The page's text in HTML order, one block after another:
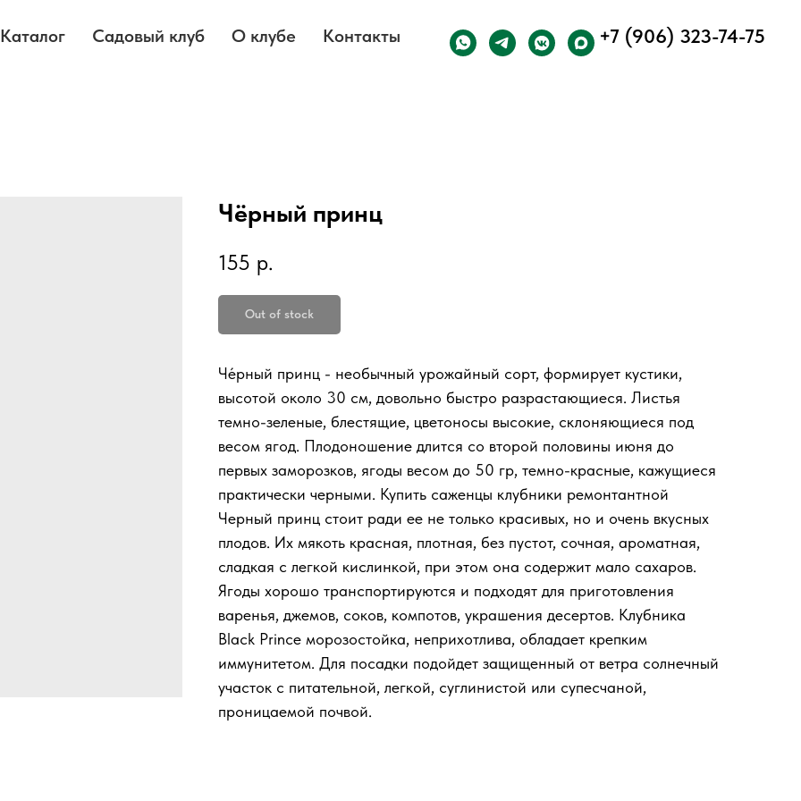
Каталог Садовый клуб О клубе Контакты +7 (906) 323-74-75
Чёрный принц
155 р.
Out of stock
Че́рный принц - необычный урожайный сорт, формирует кустики,
высотой около 30 см, довольно быстро разрастающиеся. Листья
темно-зеленые, блестящие, цветоносы высокие, склоняющиеся под
весом ягод. Плодоношение длится со второй половины июня до
первых заморозков, ягоды весом до 50 гр, темно-красные, кажущиеся
практически черными. Купить саженцы клубники ремонтантной
Черный принц стоит ради ее не только красивых, но и очень вкусных
плодов. Их мякоть красная, плотная, без пустот, сочная, ароматная,
сладкая с легкой кислинкой, при этом она содержит мало сахаров.
Ягоды хорошо транспортируются и подходят для приготовления
варенья, джемов, соков, компотов, украшения десертов. Клубника
Black Prince морозостойка, неприхотлива, обладает крепким
иммунитетом. Для посадки подойдет защищенный от ветра солнечный
участок с питательной, легкой, суглинистой или супесчаной,
проницаемой почвой.